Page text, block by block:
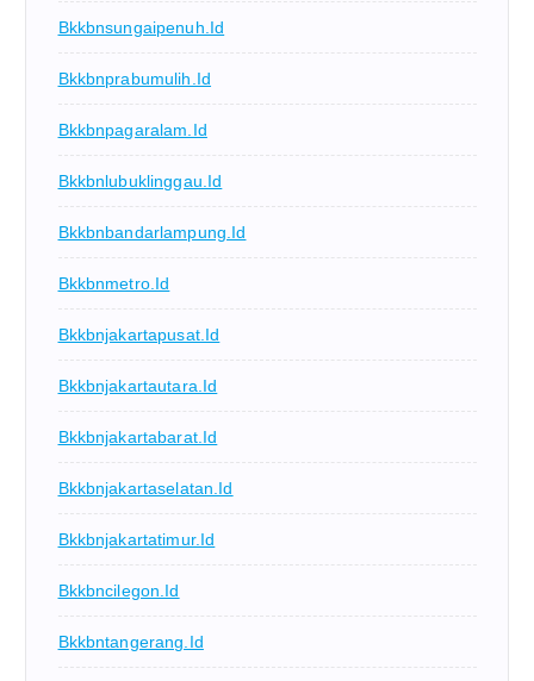
Bkkbnsungaipenuh.id
Bkkbnprabumulih.id
Bkkbnpagaralam.id
Bkkbnlubuklinggau.id
Bkkbnbandarlampung.id
Bkkbnmetro.id
Bkkbnjakartapusat.id
Bkkbnjakartautara.id
Bkkbnjakartabarat.id
Bkkbnjakartaselatan.id
Bkkbnjakartatimur.id
Bkkbncilegon.id
Bkkbntangerang.id